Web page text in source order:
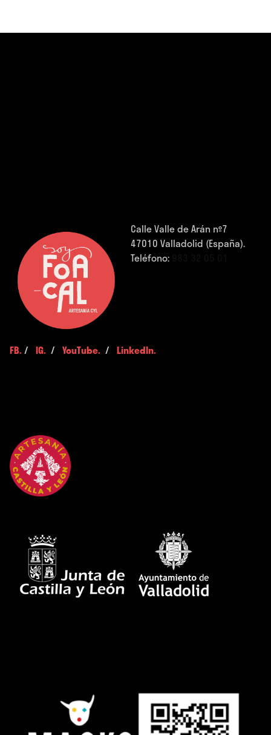
Calle Valle de Arán nº7
47010 Valladolid (España).
Teléfono:
FB. / IG. / YouTube. / LinkedIn.